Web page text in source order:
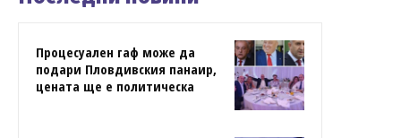
Процесуален гаф може да
подари Пловдивския панаир,
цената ще е политическа